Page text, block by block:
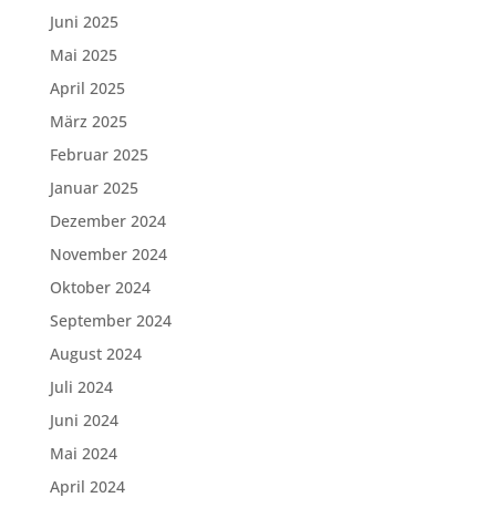
Juni 2025
Mai 2025
April 2025
März 2025
Februar 2025
Januar 2025
Dezember 2024
November 2024
Oktober 2024
September 2024
August 2024
Juli 2024
Juni 2024
Mai 2024
April 2024